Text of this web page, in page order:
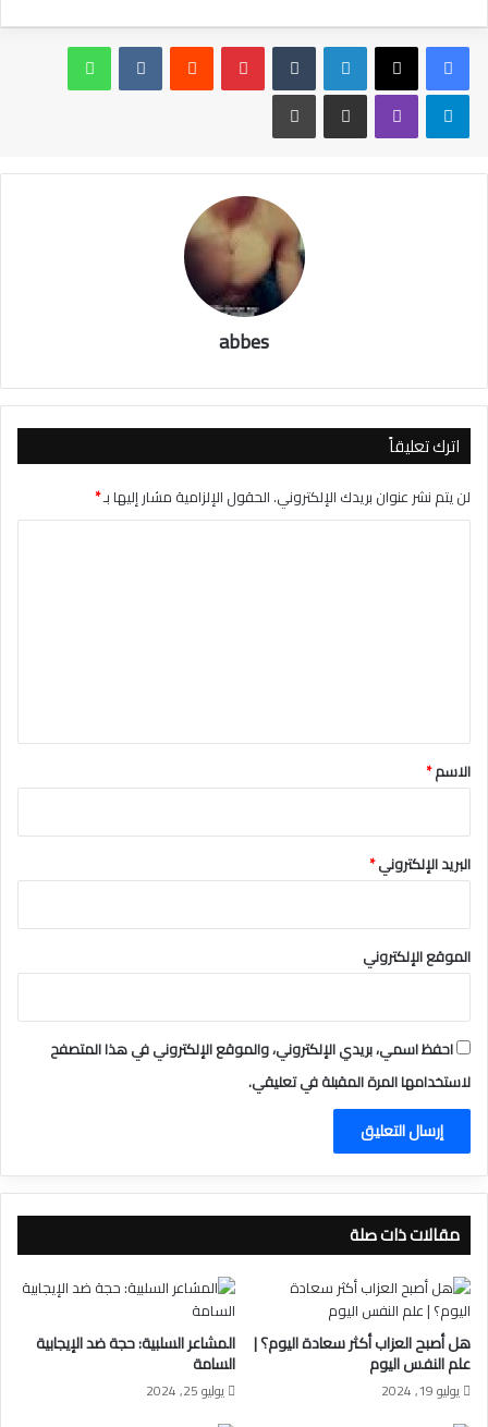
لينكدإن بينتيريست
واتساب
تيلقرام ڤايبر مشاركة عبر البريد طباعة
abbes
اترك تعليقاً
لن يتم نشر عنوان بريدك الإلكتروني.الحقول الإلزامية مشار إليها بـ*
*
الاسم*
البريد الإلكتروني*
الموقع الإلكتروني
احفظ اسمي، بريدي الإلكتروني، والموقع الإلكتروني في هذا المتصفح
لاستخدامها المرة المقبلة في تعليقي.
مقالات ذات صلة
هل أصبح العزاب أكثر سعادة اليوم؟ |
علم النفس اليوم
يوليو 19, 2024
المشاعر السلبية: حجة ضد الإيجابية
السامة
يوليو 25, 2024